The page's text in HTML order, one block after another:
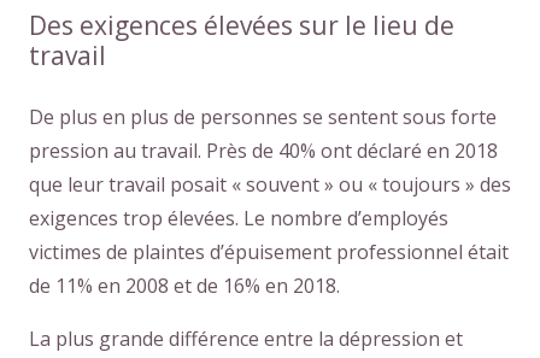
Des exigences élevées sur le lieu de
travail
De plus en plus de personnes se sentent sous forte
pression au travail. Près de 40% ont déclaré en 2018
que leur travail posait « souvent » ou « toujours » des
exigences trop élevées. Le nombre d’employés
victimes de plaintes d’épuisement professionnel était
de 11% en 2008 et de 16% en 2018.
La plus grande différence entre la dépression et